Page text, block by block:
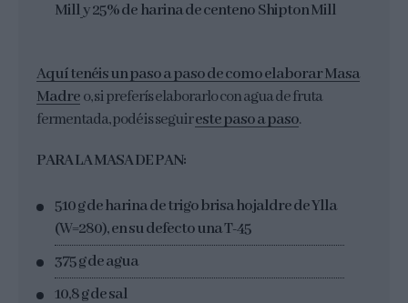
Milly 25% de harina de centeno Shipton Mill
Aquí tenéis un paso a paso de como elaborar Masa
Madreo, si preferís elaborarlo con agua de fruta
fermentada, podéis seguireste paso a paso.
PARA LA MASA DE PAN:
510 g de harina de trigo brisa hojaldre de Ylla
(W=280), en su defecto una T-45
375 g de agua
10,8 g de sal